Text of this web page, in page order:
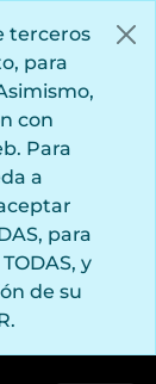
terceros
para
con
Para
a
para
y
de su